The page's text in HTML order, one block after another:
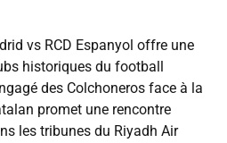
vs RCD Espanyol offre une
historiques du football
des Colchoneros face à la
promet une rencontre
les tribunes du Riyadh Air